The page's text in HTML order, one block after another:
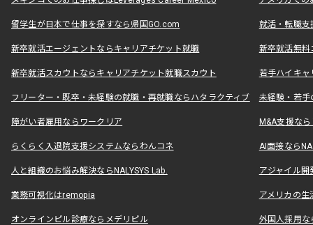
留学生が日本で仕事を探すなら帰国GO.com 就活・転職
新卒就活エージェントならキャリアチケット就職 新卒就活無料
新卒就活スカウトならキャリアチケット就職スカウト 若手ハイキ
フリーター・既卒・未経験の就職・再就職ならハタラクティブ 未経験・若手
障がい者雇用ならワークリア M&A支援な
らくらく入退院支援システムならわんコネ AI面接なら
人と組織のお悩み解決ならNALYSYS Lab. アジャイル
業務可視化はremopia アメリカの
オンラインピル診療ならメデリピル 外国人採用